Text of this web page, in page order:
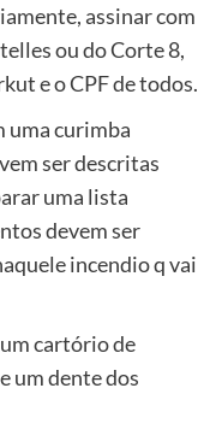
assinar com
ou do Corte 8,
e o CPF de todos.
uma curimba
ser descritas
uma lista
devem ser
incendio q vai
cartório de
um dente dos